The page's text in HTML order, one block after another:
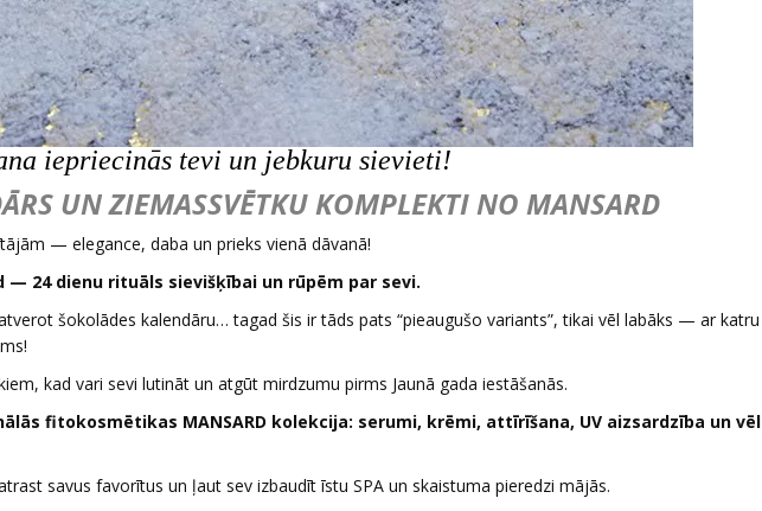
iepriecinās tevi un jebkuru sievieti!
UN ZIEMASSVĒTKU KOMPLEKTI NO MANSARD
— elegance, daba un prieks vienā dāvanā!
— 24 dienu rituāls sievišķībai un rūpēm par sevi.
šokolādes kalendāru… tagad šis ir tāds pats “pieaugušo variants”, tikai vēl labāks — ar katru
kad vari sevi lutināt un atgūt mirdzumu pirms Jaunā gada iestāšanās.
fitokosmētikas MANSARD kolekcija: serumi, krēmi, attīrīšana, UV aizsardzība un vēl
savus favorītus un ļaut sev izbaudīt īstu SPA un skaistuma pieredzi mājās.